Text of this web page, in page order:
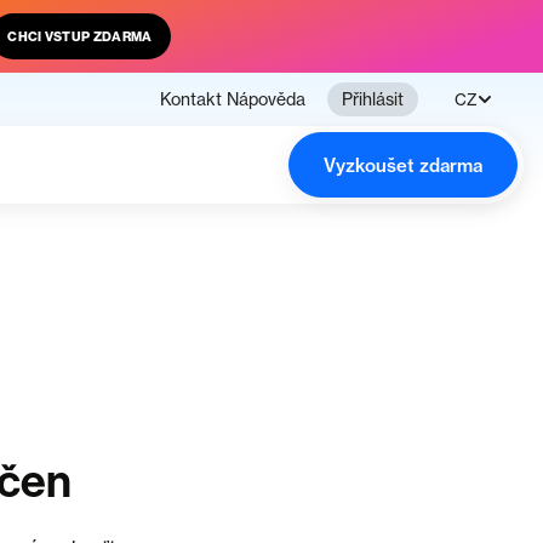
CHCI VSTUP ZDARMA
Kontakt Nápověda Přihlásit CZ
Vyzkoušet zdarma